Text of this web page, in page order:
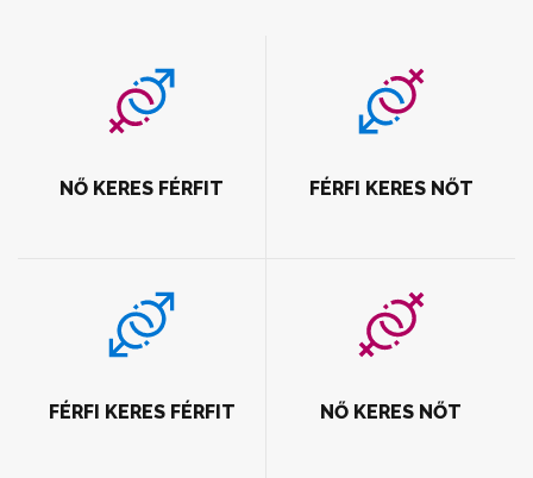
NŐ KERES FÉRFIT FÉRFI KERES NŐT
FÉRFI KERES FÉRFIT NŐ KERES NŐT